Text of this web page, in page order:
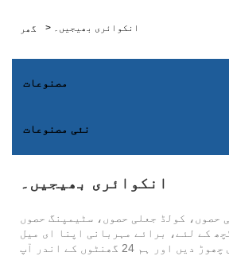
گھر > انکوائری بھیجیں۔
مصنوعات
نئی مصنوعات
انکوائری بھیجیں۔
حصوں، کولڈ جعلی حصوں، سٹیمپنگ حصوں
کے لئے، برائے مہربانی اپنا ای میل
ایڈریس ہمارے پاس چھوڑ دیں اور ہم 24 گھنٹوں کے اندر آپ